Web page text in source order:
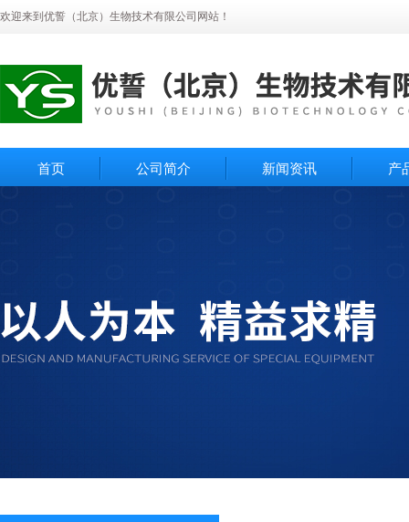
欢迎来到优誓（北京）生物技术有限公司网站！
首页 公司简介 新闻资讯 产